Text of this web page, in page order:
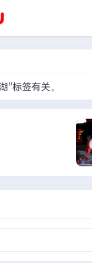
学海无涯
"标签有关。